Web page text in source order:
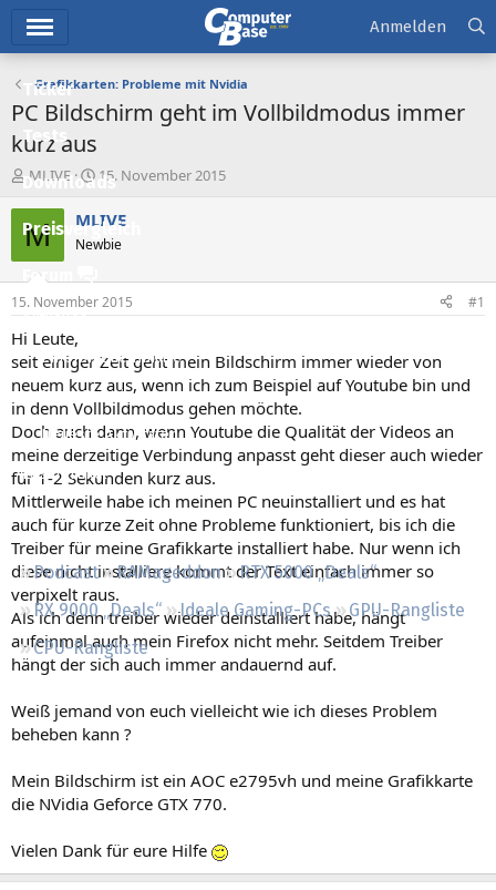
Ticker
Tests
Downloads
Preisvergleich
Forum
Aktuelles
Empfohlene Inhalte
Neue Beiträge
Neueste Aktivitäten
Leserartikel
Regeln
Podcast RAMageddon
RTX 5000 „Deals“
RX 9000 „Deals“
Ideale Gaming-PCs
GPU-Rangliste
CPU-Rangliste
Anmelden
Grafikkarten: Probleme mit Nvidia
PC Bildschirm geht im Vollbildmodus immer
kurz aus
E
r
s
t
e
MLIVE
E
r
s
e
t
m
15. November 2015
M MLIVE
Newbie
15. November 2015 #1
Hi Leute,
seit einiger Zeit geht mein Bildschirm immer wieder von
neuem kurz aus, wenn ich zum Beispiel auf Youtube bin und
in denn Vollbildmodus gehen möchte.
Doch auch dann, wenn Youtube die Qualität der Videos an
meine derzeitige Verbindung anpasst geht dieser auch wieder
für 1-2 Sekunden kurz aus.
Mittlerweile habe ich meinen PC neuinstalliert und es hat
auch für kurze Zeit ohne Probleme funktioniert, bis ich die
Treiber für meine Grafikkarte installiert habe. Nur wenn ich
diese nicht installiere kommt der Text einfach immer so
verpixelt raus.
Als ich denn treiber wieder deinstalliert habe, hängt
aufeinmal auch mein Firefox nicht mehr. Seitdem Treiber
hängt der sich auch immer andauernd auf.
Weiß jemand von euch vielleicht wie ich dieses Problem
beheben kann ?
Mein Bildschirm ist ein AOC e2795vh und meine Grafikkarte
die NVidia Geforce GTX 770.
Vielen Dank für eure Hilfe